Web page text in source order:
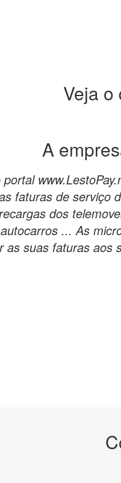
Veja o
A
faturas de serviço
dos
... As
as suas faturas aos